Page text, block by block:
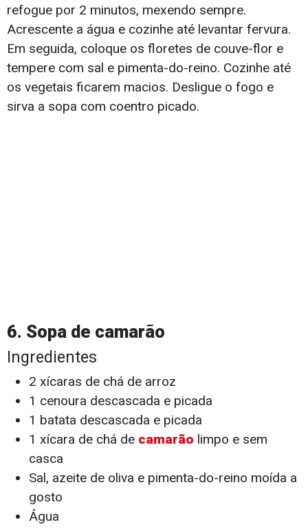
refogue por 2 minutos, mexendo sempre.
Acrescente a água e cozinhe até levantar fervura.
Em seguida, coloque os floretes de couve-flor e
tempere com sal e pimenta-do-reino. Cozinhe até
os vegetais ficarem macios. Desligue o fogo e
sirva a sopa com coentro picado.
6. Sopa de camarão
Ingredientes
2 xícaras de chá de arroz
1 cenoura descascada e picada
1 batata descascada e picada
1 xícara de chá de camarão limpo e sem
casca
Sal, azeite de oliva e pimenta-do-reino moída a
gosto
Água